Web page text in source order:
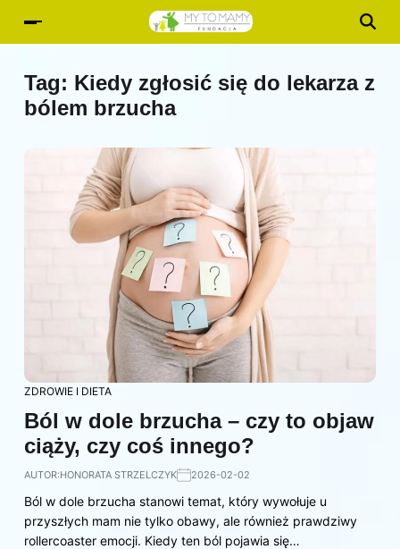
Tag: Kiedy zgłosić się do lekarza z
bólem brzucha
ZDROWIE I DIETA
Ból w dole brzucha – czy to objaw
ciąży, czy coś innego?
AUTOR:HONORATA STRZELCZYK 2026-02-02
Ból w dole brzucha stanowi temat, który wywołuje u
przyszłych mam nie tylko obawy, ale również prawdziwy
rollercoaster emocji. Kiedy ten ból pojawia się…